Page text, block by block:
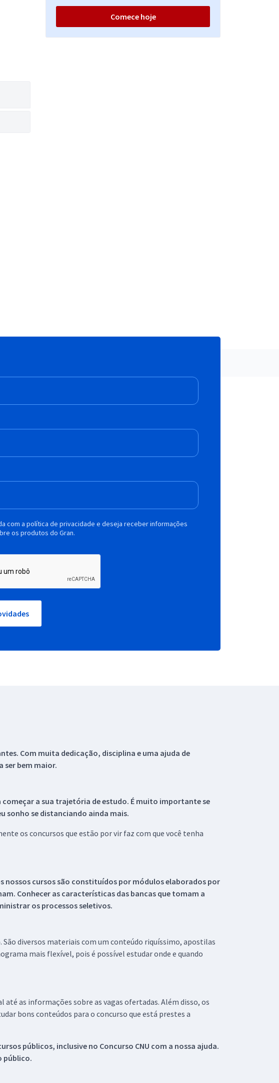
Comece hoje
com a política de privacidade e deseja receber informações
os produtos do Gran.
Com muita dedicação, disciplina e uma ajuda de
ser bem maior.
começar a sua trajetória de estudo. É muito importante se
sonho se distanciando ainda mais.
os concursos que estão por vir faz com que você tenha
nossos cursos são constituídos por módulos elaborados por
Conhecer as características das bancas que tomam a
os processos seletivos.
São diversos materiais com um conteúdo riquíssimo, apostilas
mais flexível, pois é possível estudar onde e quando
até as informações sobre as vagas ofertadas. Além disso, os
bons conteúdos para o concurso que está prestes a
públicos, inclusive no Concurso CNU com a nossa ajuda.
público.